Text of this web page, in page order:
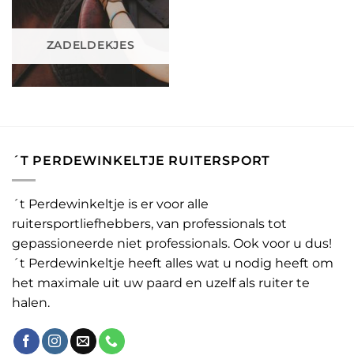
ZADELDEKJES
´T PERDEWINKELTJE RUITERSPORT
´t Perdewinkeltje is er voor alle
ruitersportliefhebbers, van professionals tot
gepassioneerde niet professionals. Ook voor u dus!
´t Perdewinkeltje heeft alles wat u nodig heeft om
het maximale uit uw paard en uzelf als ruiter te
halen.